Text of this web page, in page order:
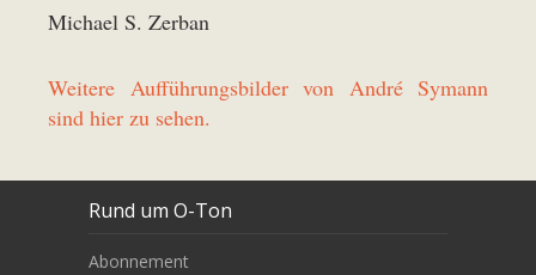
Michael S. Zerban
Weitere Aufführungsbilder von André Symann
sind hier zu sehen.
Rund um O-Ton
Abonnement